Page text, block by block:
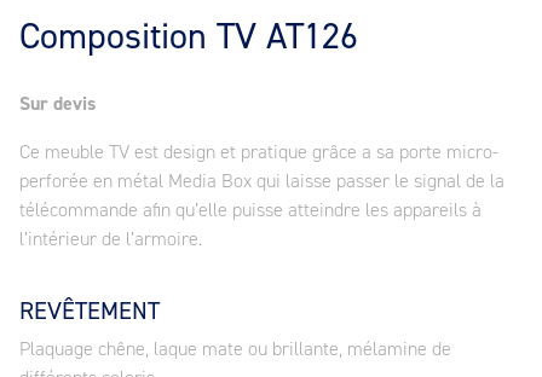
Composition TV AT126
Sur devis
Ce meuble TV est design et pratique grâce a sa porte micro-
perforée en métal Media Box qui laisse passer le signal de la
télécommande afin qu’elle puisse atteindre les appareils à
l’intérieur de l’armoire.
REVÊTEMENT
Plaquage chêne, laque mate ou brillante, mélamine de